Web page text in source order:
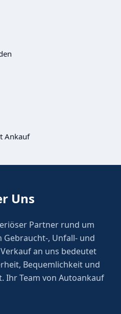
Ankauf
Uns
Partner rund um
Gebraucht-, Unfall- und
an uns bedeutet
Bequemlichkeit und
Ihr Team von Autoankauf